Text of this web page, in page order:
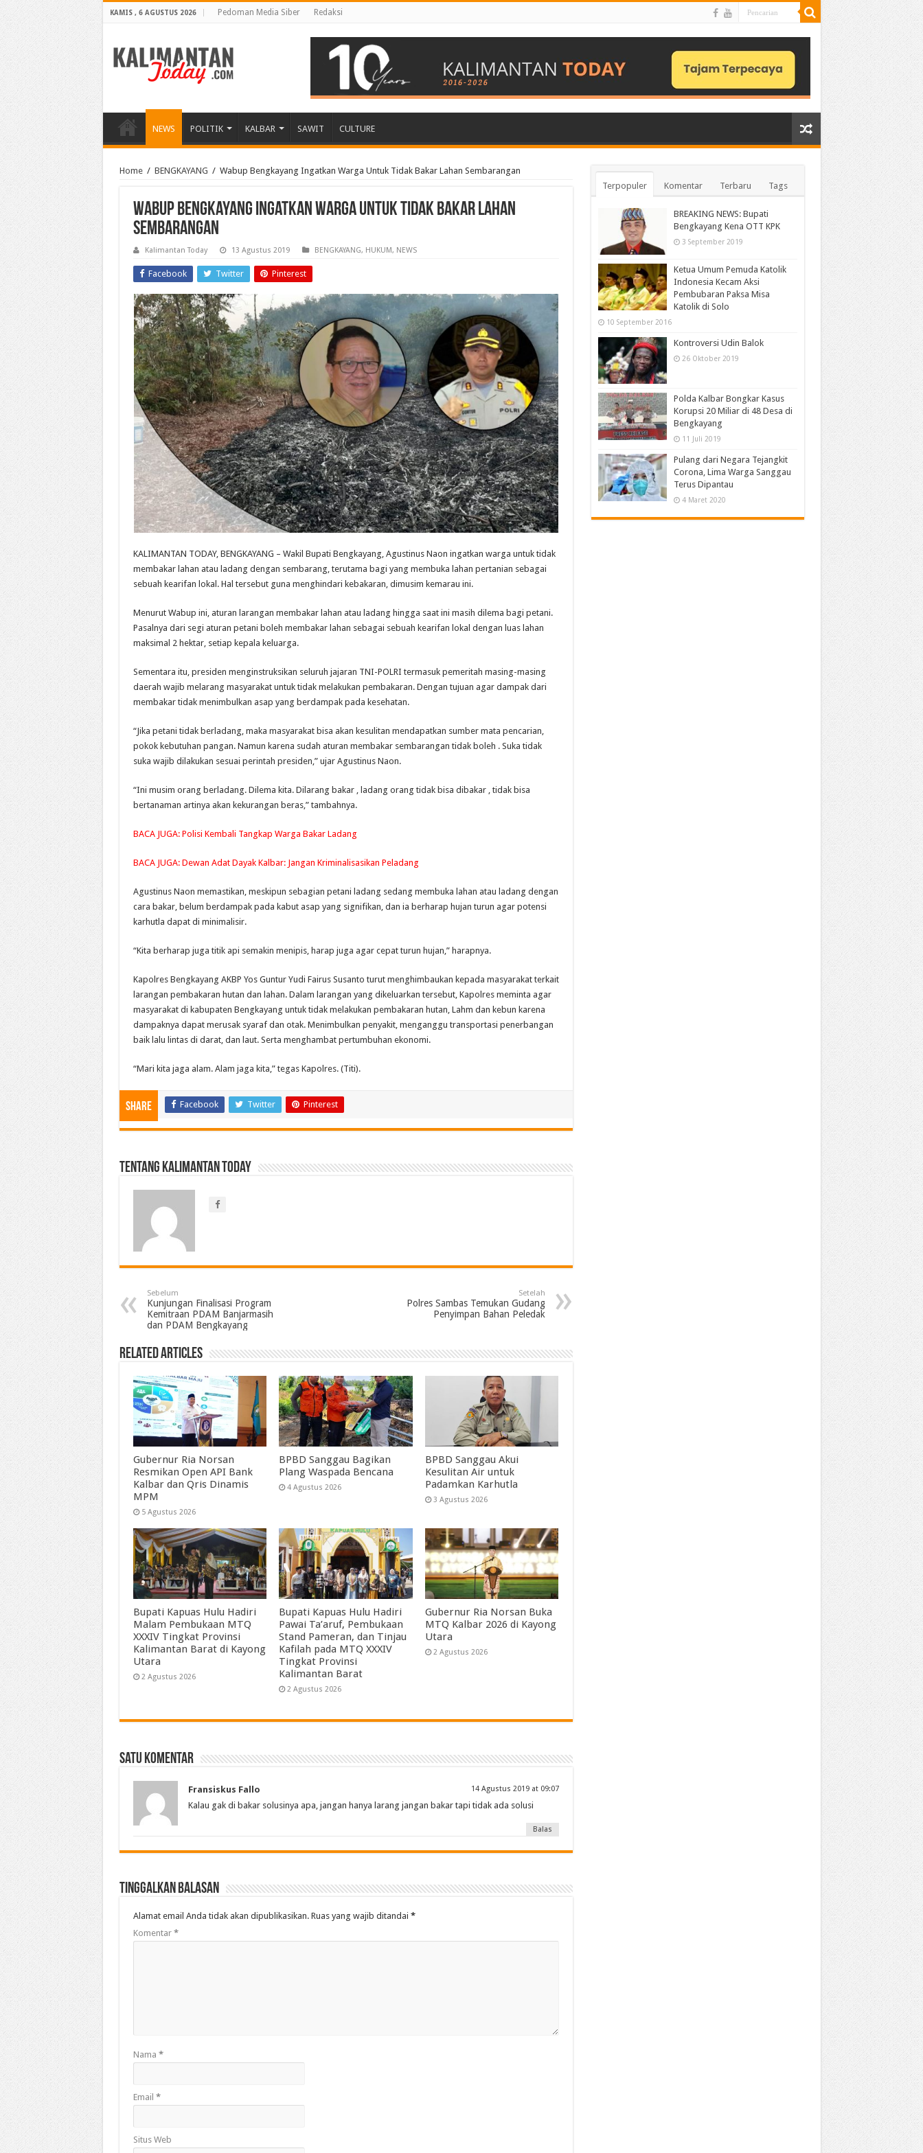
KAMIS , 6 AGUSTUS 2026 Pedoman Media Siber Redaksi
NEWS POLITIK KALBAR SAWIT CULTURE
Home / BENGKAYANG / Wabup Bengkayang Ingatkan Warga Untuk Tidak Bakar Lahan Sembarangan
Wabup Bengkayang Ingatkan Warga Untuk Tidak Bakar Lahan
Sembarangan
Kalimantan Today 13 Agustus 2019 BENGKAYANG, HUKUM, NEWS
Facebook Twitter Pinterest
KALIMANTAN TODAY, BENGKAYANG – Wakil Bupati Bengkayang, Agustinus Naon ingatkan warga untuk tidak
membakar lahan atau ladang dengan sembarang, terutama bagi yang membuka lahan pertanian sebagai
sebuah kearifan lokal. Hal tersebut guna menghindari kebakaran, dimusim kemarau ini.
Menurut Wabup ini, aturan larangan membakar lahan atau ladang hingga saat ini masih dilema bagi petani.
Pasalnya dari segi aturan petani boleh membakar lahan sebagai sebuah kearifan lokal dengan luas lahan
maksimal 2 hektar, setiap kepala keluarga.
Sementara itu, presiden menginstruksikan seluruh jajaran TNI-POLRI termasuk pemeritah masing-masing
daerah wajib melarang masyarakat untuk tidak melakukan pembakaran. Dengan tujuan agar dampak dari
membakar tidak menimbulkan asap yang berdampak pada kesehatan.
“Jika petani tidak berladang, maka masyarakat bisa akan kesulitan mendapatkan sumber mata pencarian,
pokok kebutuhan pangan. Namun karena sudah aturan membakar sembarangan tidak boleh . Suka tidak
suka wajib dilakukan sesuai perintah presiden,” ujar Agustinus Naon.
“Ini musim orang berladang. Dilema kita. Dilarang bakar , ladang orang tidak bisa dibakar , tidak bisa
bertanaman artinya akan kekurangan beras,” tambahnya.
BACA JUGA: Polisi Kembali Tangkap Warga Bakar Ladang
BACA JUGA: Dewan Adat Dayak Kalbar: Jangan Kriminalisasikan Peladang
Agustinus Naon memastikan, meskipun sebagian petani ladang sedang membuka lahan atau ladang dengan
cara bakar, belum berdampak pada kabut asap yang signifikan, dan ia berharap hujan turun agar potensi
karhutla dapat di minimalisir.
“Kita berharap juga titik api semakin menipis, harap juga agar cepat turun hujan,” harapnya.
Kapolres Bengkayang AKBP Yos Guntur Yudi Fairus Susanto turut menghimbaukan kepada masyarakat terkait
larangan pembakaran hutan dan lahan. Dalam larangan yang dikeluarkan tersebut, Kapolres meminta agar
masyarakat di kabupaten Bengkayang untuk tidak melakukan pembakaran hutan, Lahm dan kebun karena
dampaknya dapat merusak syaraf dan otak. Menimbulkan penyakit, menganggu transportasi penerbangan
baik lalu lintas di darat, dan laut. Serta menghambat pertumbuhan ekonomi.
“Mari kita jaga alam. Alam jaga kita,” tegas Kapolres. (Titi).
Share Facebook Twitter Pinterest
Tentang Kalimantan Today
Sebelum
Kunjungan Finalisasi Program
Kemitraan PDAM Banjarmasih
dan PDAM Bengkayang
Setelah
Polres Sambas Temukan Gudang
Penyimpan Bahan Peledak
Related Articles
Gubernur Ria Norsan
Resmikan Open API Bank
Kalbar dan Qris Dinamis
MPM
5 Agustus 2026
BPBD Sanggau Bagikan
Plang Waspada Bencana
4 Agustus 2026
BPBD Sanggau Akui
Kesulitan Air untuk
Padamkan Karhutla
3 Agustus 2026
Bupati Kapuas Hulu Hadiri
Malam Pembukaan MTQ
XXXIV Tingkat Provinsi
Kalimantan Barat di Kayong
Utara
2 Agustus 2026
Bupati Kapuas Hulu Hadiri
Pawai Ta’aruf, Pembukaan
Stand Pameran, dan Tinjau
Kafilah pada MTQ XXXIV
Tingkat Provinsi
Kalimantan Barat
2 Agustus 2026
Gubernur Ria Norsan Buka
MTQ Kalbar 2026 di Kayong
Utara
2 Agustus 2026
Satu komentar
Fransiskus Fallo 14 Agustus 2019 at 09:07
Kalau gak di bakar solusinya apa, jangan hanya larang jangan bakar tapi tidak ada solusi
Balas
Tinggalkan Balasan
Alamat email Anda tidak akan dipublikasikan. Ruas yang wajib ditandai *
Komentar *
Nama *
Email *
Situs Web
Terpopuler Komentar Terbaru Tags
BREAKING NEWS: Bupati
Bengkayang Kena OTT KPK
3 September 2019
Ketua Umum Pemuda Katolik
Indonesia Kecam Aksi
Pembubaran Paksa Misa
Katolik di Solo
10 September 2016
Kontroversi Udin Balok
26 Oktober 2019
Polda Kalbar Bongkar Kasus
Korupsi 20 Miliar di 48 Desa di
Bengkayang
11 Juli 2019
Pulang dari Negara Tejangkit
Corona, Lima Warga Sanggau
Terus Dipantau
4 Maret 2020